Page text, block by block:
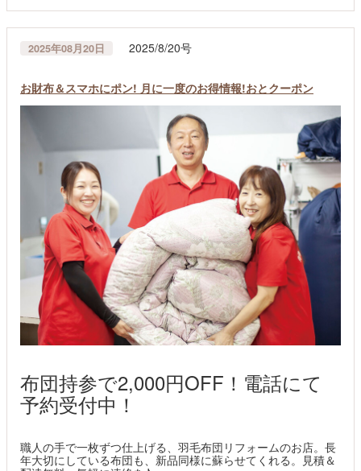
2025年08月20日 2025/8/20号
お財布＆スマホにポン! 月に一度のお得情報!おとクーポン
布団持参で2,000円OFF！電話にて
予約受付中！
職人の手で一枚ずつ仕上げる、羽毛布団リフォームのお店。長
年大切にしている布団も、新品同様に蘇らせてくれる。見積＆